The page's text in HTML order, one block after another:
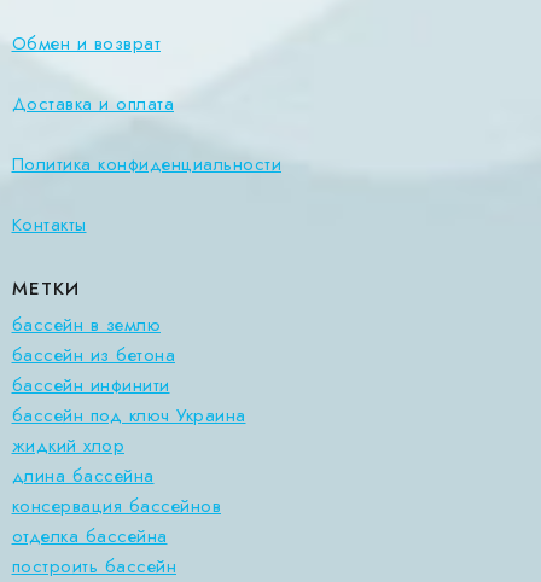
Обмен и возврат
Доставка и оплата
Политика конфиденциальности
Контакты
МЕТКИ
бассейн в землю
бассейн из бетона
бассейн инфинити
бассейн под ключ Украина
жидкий хлор
длина бассейна
консервация бассейнов
отделка бассейна
построить бассейн